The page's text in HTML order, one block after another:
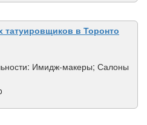
в Торонто
Имидж-макеры; Салоны